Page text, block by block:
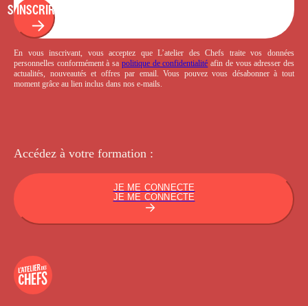
S'INSCRIRE
En vous inscrivant, vous acceptez que L’atelier des Chefs traite vos données
personnelles conformément à sa politique de confidentialité afin de vous adresser des
actualités, nouveautés et offres par email. Vous pouvez vous désabonner à tout
moment grâce au lien inclus dans nos e-mails.
Accédez à votre formation :
JE ME CONNECTE
JE ME CONNECTE